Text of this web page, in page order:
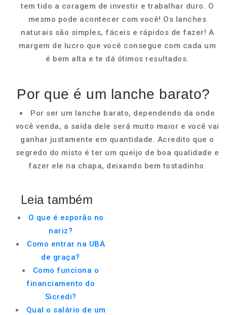
tem tido a coragem de investir e trabalhar duro. O
mesmo pode acontecer com você! Os lanches
naturais são simples, fáceis e rápidos de fazer! A
margem de lucro que você consegue com cada um
é bem alta e te dá ótimos resultados.
Por que é um lanche barato?
Por ser um lanche barato, dependendo da onde
você venda, a saída dele será muito maior e você vai
ganhar justamente em quantidade. Acredito que o
segredo do misto é ter um queijo de boa qualidade e
fazer ele na chapa, deixando bem tostadinho.
Leia também
O que é esporão no
nariz?
Como entrar na UBA
de graça?
Como funciona o
financiamento do
Sicredi?
Qual o salário de um